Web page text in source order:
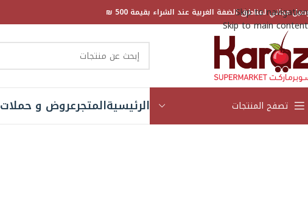
Skip to navigation
Skip to main content
مجاني لمناطق الضفة الغربية عند الشراء بقيمة 500 ₪
تصفح المنتجات الرئيسيةالمتجرعروض و حملات